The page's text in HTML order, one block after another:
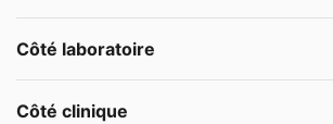
Côté laboratoire
Côté clinique